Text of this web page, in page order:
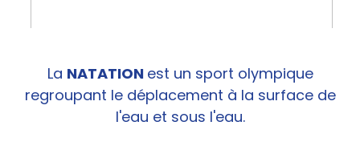
La NATATION est un sport olympique
regroupant le déplacement à la surface de
l'eau et sous l'eau.